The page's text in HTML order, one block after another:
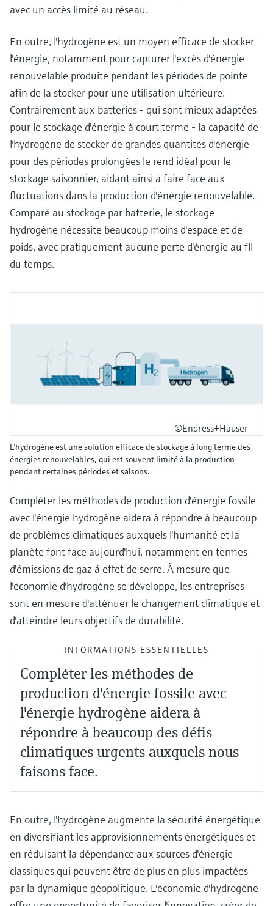
avec un accès limité au réseau.
En outre, l'hydrogène est un moyen efficace de stocker
l'énergie, notamment pour capturer l'excès d'énergie
renouvelable produite pendant les périodes de pointe
afin de la stocker pour une utilisation ultérieure.
Contrairement aux batteries - qui sont mieux adaptées
pour le stockage d'énergie à court terme - la capacité de
l'hydrogène de stocker de grandes quantités d'énergie
pour des périodes prolongées le rend idéal pour le
stockage saisonnier, aidant ainsi à faire face aux
fluctuations dans la production d'énergie renouvelable.
Comparé au stockage par batterie, le stockage
hydrogène nécessite beaucoup moins d'espace et de
poids, avec pratiquement aucune perte d'énergie au fil
du temps.
©Endress+Hauser
L'hydrogène est une solution efficace de stockage à long terme des
énergies renouvelables, qui est souvent limité à la production
pendant certaines périodes et saisons.
Compléter les méthodes de production d'énergie fossile
avec l'énergie hydrogène aidera à répondre à beaucoup
de problèmes climatiques auxquels l'humanité et la
planète font face aujourd'hui, notamment en termes
d'émissions de gaz á effet de serre. À mesure que
l'économie d'hydrogène se développe, les entreprises
sont en mesure d'atténuer le changement climatique et
d'atteindre leurs objectifs de durabilité.
INFORMATIONS ESSENTIELLES
Compléter les méthodes de
production d'énergie fossile avec
l'énergie hydrogène aidera à
répondre à beaucoup des défis
climatiques urgents auxquels nous
faisons face.
En outre, l'hydrogène augmente la sécurité énergétique
en diversifiant les approvisionnements énergétiques et
en réduisant la dépendance aux sources d'énergie
classiques qui peuvent être de plus en plus impactées
par la dynamique géopolitique. L'économie d'hydrogène